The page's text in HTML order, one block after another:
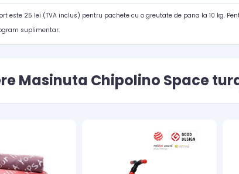
este 25 lei (TVA inclus) pentru pachete cu o greutate de pana la 10 kg.
suplimentar.
Masinuta Chipolino Space